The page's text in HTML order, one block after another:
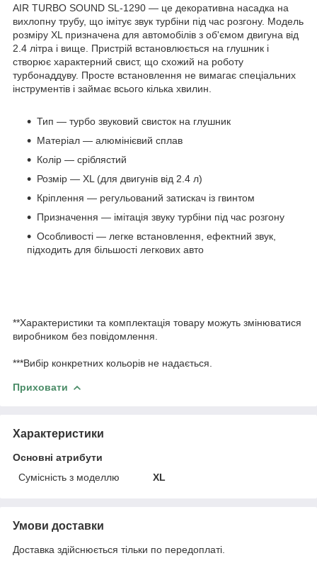
AIR TURBO SOUND SL-1290 — це декоративна насадка на
вихлопну трубу, що імітує звук турбіни під час розгону. Модель
розміру XL призначена для автомобілів з об'ємом двигуна від
2.4 літра і вище. Пристрій встановлюється на глушник і
створює характерний свист, що схожий на роботу
турбонаддуву. Просте встановлення не вимагає спеціальних
інструментів і займає всього кілька хвилин.
Тип — турбо звуковий свисток на глушник
Матеріал — алюмінієвий сплав
Колір — сріблястий
Розмір — XL (для двигунів від 2.4 л)
Кріплення — регульований затискач із гвинтом
Призначення — імітація звуку турбіни під час розгону
Особливості — легке встановлення, ефектний звук,
підходить для більшості легкових авто
**Характеристики та комплектація товару можуть змінюватися
виробником без повідомлення.
***Вибір конкретних кольорів не надається.
Приховати
Характеристики
Основні атрибути
Сумісність з моделлю
XL
Умови доставки
Доставка здійснюється тільки по передоплаті.